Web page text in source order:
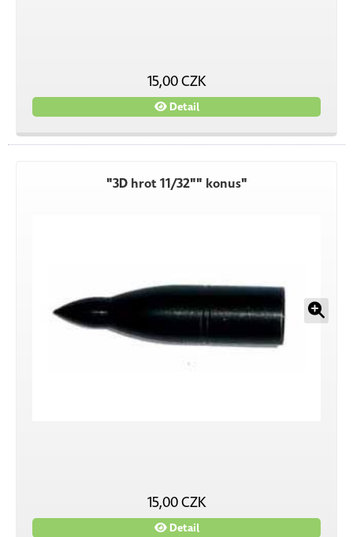
15,00 CZK
Detail
"3D hrot 11/32"" konus"
15,00 CZK
Detail